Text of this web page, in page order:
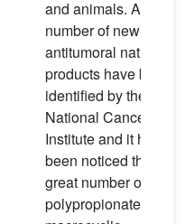
and animals. A
number of new
antitumoral natural
products have been
identified by the
National Cancer
Institute and it has
been noticed that a
great number of
polypropionate